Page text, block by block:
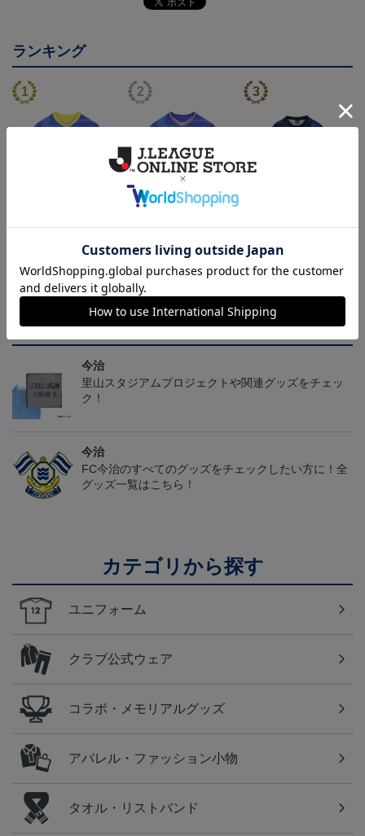
ランキング
26/27 レプリカユニフォ
17,600円～21,901円
26/27 オーセンティック
ユニフォーム(FP1st)
26,100円～30,400円
コンフィットシャツ（20
26SP）
5,500円
トピックス
今治
里山スタジアムプロジェクトや関連グッズをチェッ
ク！
今治
FC今治のすべてのグッズをチェックしたい方に！全
グッズ一覧はこちら！
カテゴリから探す
ユニフォーム
クラブ公式ウェア
コラボ・メモリアルグッズ
アパレル・ファッション小物
タオル・リストバンド